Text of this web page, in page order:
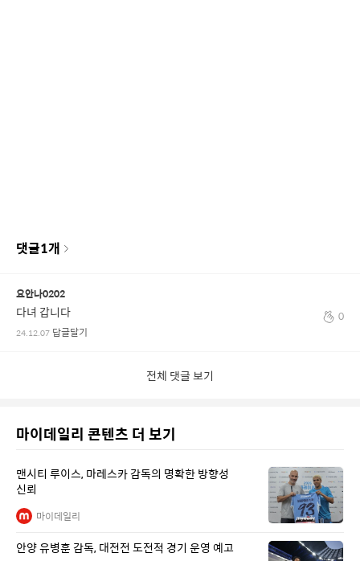
댓글1개
요안나0202
다녀 갑니다
24.12.07 답글달기
0
전체 댓글 보기
마이데일리 콘텐츠 더 보기
맨시티 루이스, 마레스카 감독의 명확한 방향성
신뢰
마이데일리
안양 유병훈 감독, 대전전 도전적 경기 운영 예고